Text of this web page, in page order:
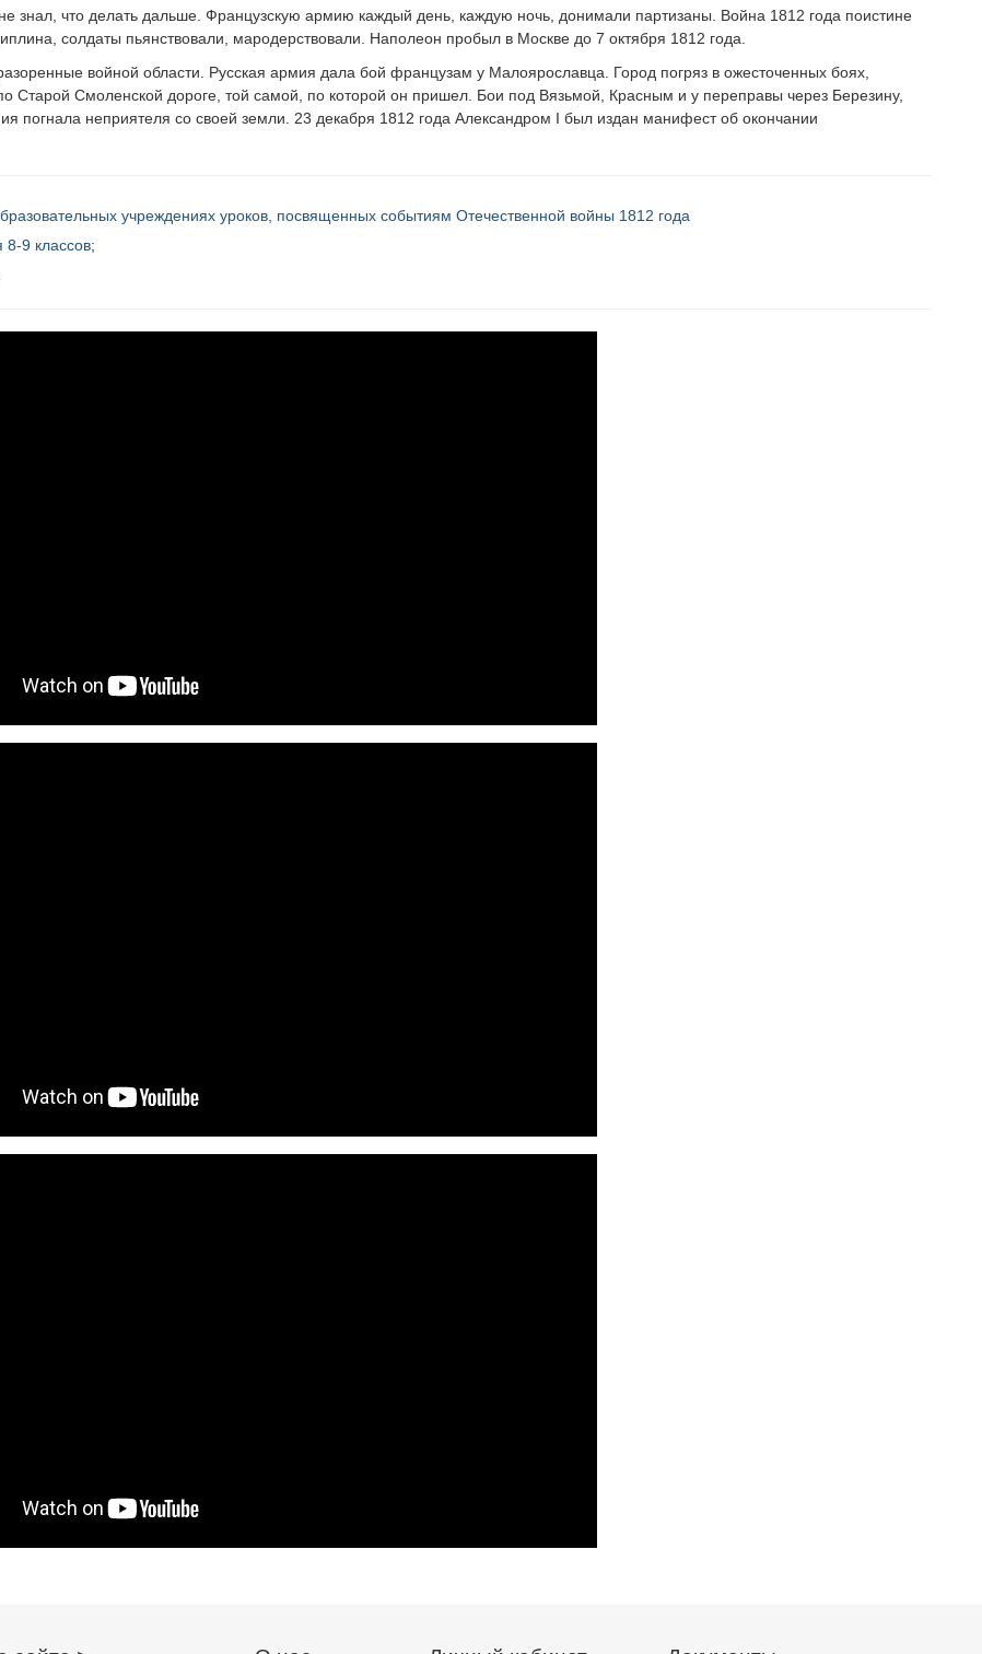
знал, что делать дальше. Французскую армию каждый день, каждую ночь, донимали партизаны. Война 1812 года поистине
солдаты пьянствовали, мародерствовали. Наполеон пробыл в Москве до 7 октября 1812 года.
войной области. Русская армия дала бой французам у Малоярославца. Город погряз в ожесточенных боях,
Старой Смоленской дороге, той самой, по которой он пришел. Бои под Вязьмой, Красным и у переправы через Березину,
погнала неприятеля со своей земли. 23 декабря 1812 года Александром I был издан манифест об окончании
учреждениях уроков, посвященных событиям Отечественной войны 1812 года
8-9 классов;